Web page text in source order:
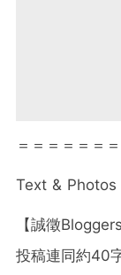
＝＝＝＝＝＝
Text & Photos
【誠徵Bloggers
投稿連同約40